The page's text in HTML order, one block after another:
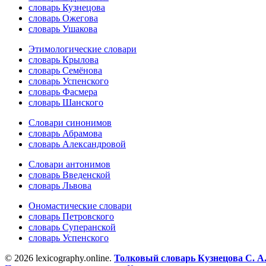
словарь Кузнецова
словарь Ожегова
словарь Ушакова
Этимологические словари
словарь Крылова
словарь Семёнова
словарь Успенского
словарь Фасмера
словарь Шанского
Словари синонимов
словарь Абрамова
словарь Александровой
Словари антонимов
словарь Введенской
словарь Львова
Ономастические словари
словарь Петровского
словарь Суперанской
словарь Успенского
© 2026 lexicography.online. Толковый словарь Кузнецова С. А.